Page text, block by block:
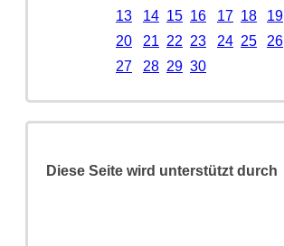
13
14 15 16 17 18
19
20
21 22 23 24 25
26
27
28 29 30
Diese Seite wird unterstützt durch